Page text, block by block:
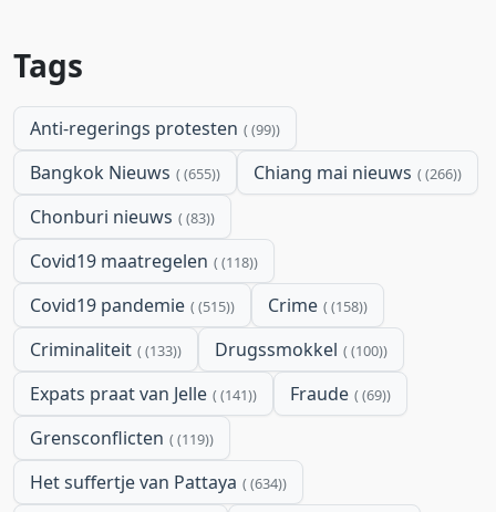
Tags
Anti-regerings protesten (99)
Bangkok Nieuws (655) Chiang mai nieuws (266)
Chonburi nieuws (83)
Covid19 maatregelen (118)
Covid19 pandemie (515) Crime (158)
Criminaliteit (133) Drugssmokkel (100)
Expats praat van Jelle (141) Fraude (69)
Grensconflicten (119)
Het suffertje van Pattaya (634)